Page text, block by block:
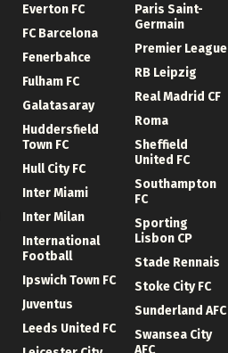
Everton FC
FC Barcelona
Fenerbahce
Fulham FC
Galatasaray
Huddersfield
Town FC
Hull City FC
Inter Miami
Inter Milan
International
Football
Ipswich Town FC
Juventus
Leeds United FC
Paris Saint-
Germain
Premier League
RB Leipzig
Real Madrid CF
Roma
Sheffield
United FC
Southampton
FC
Sporting
Lisbon CP
Stade Rennais
Stoke City FC
Sunderland AFC
Swansea City
AFC